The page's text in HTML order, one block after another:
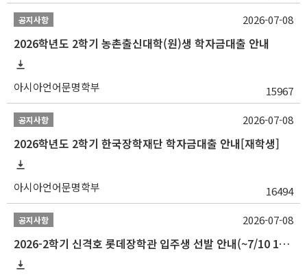
공지사항
2026학년도 2학기 농촌출신대학(원)생 학자금대출 안내
아시아언어문명학부 15967
2026-07-08
공지사항
2026학년도 2학기 한국장학재단 학자금대출 안내[재학생]
아시아언어문명학부 16494
2026-07-08
공지사항
2026-2학기 신격호 롯데장학관 입주생 선발 안내(~7/10 10:00)
2026-07-08